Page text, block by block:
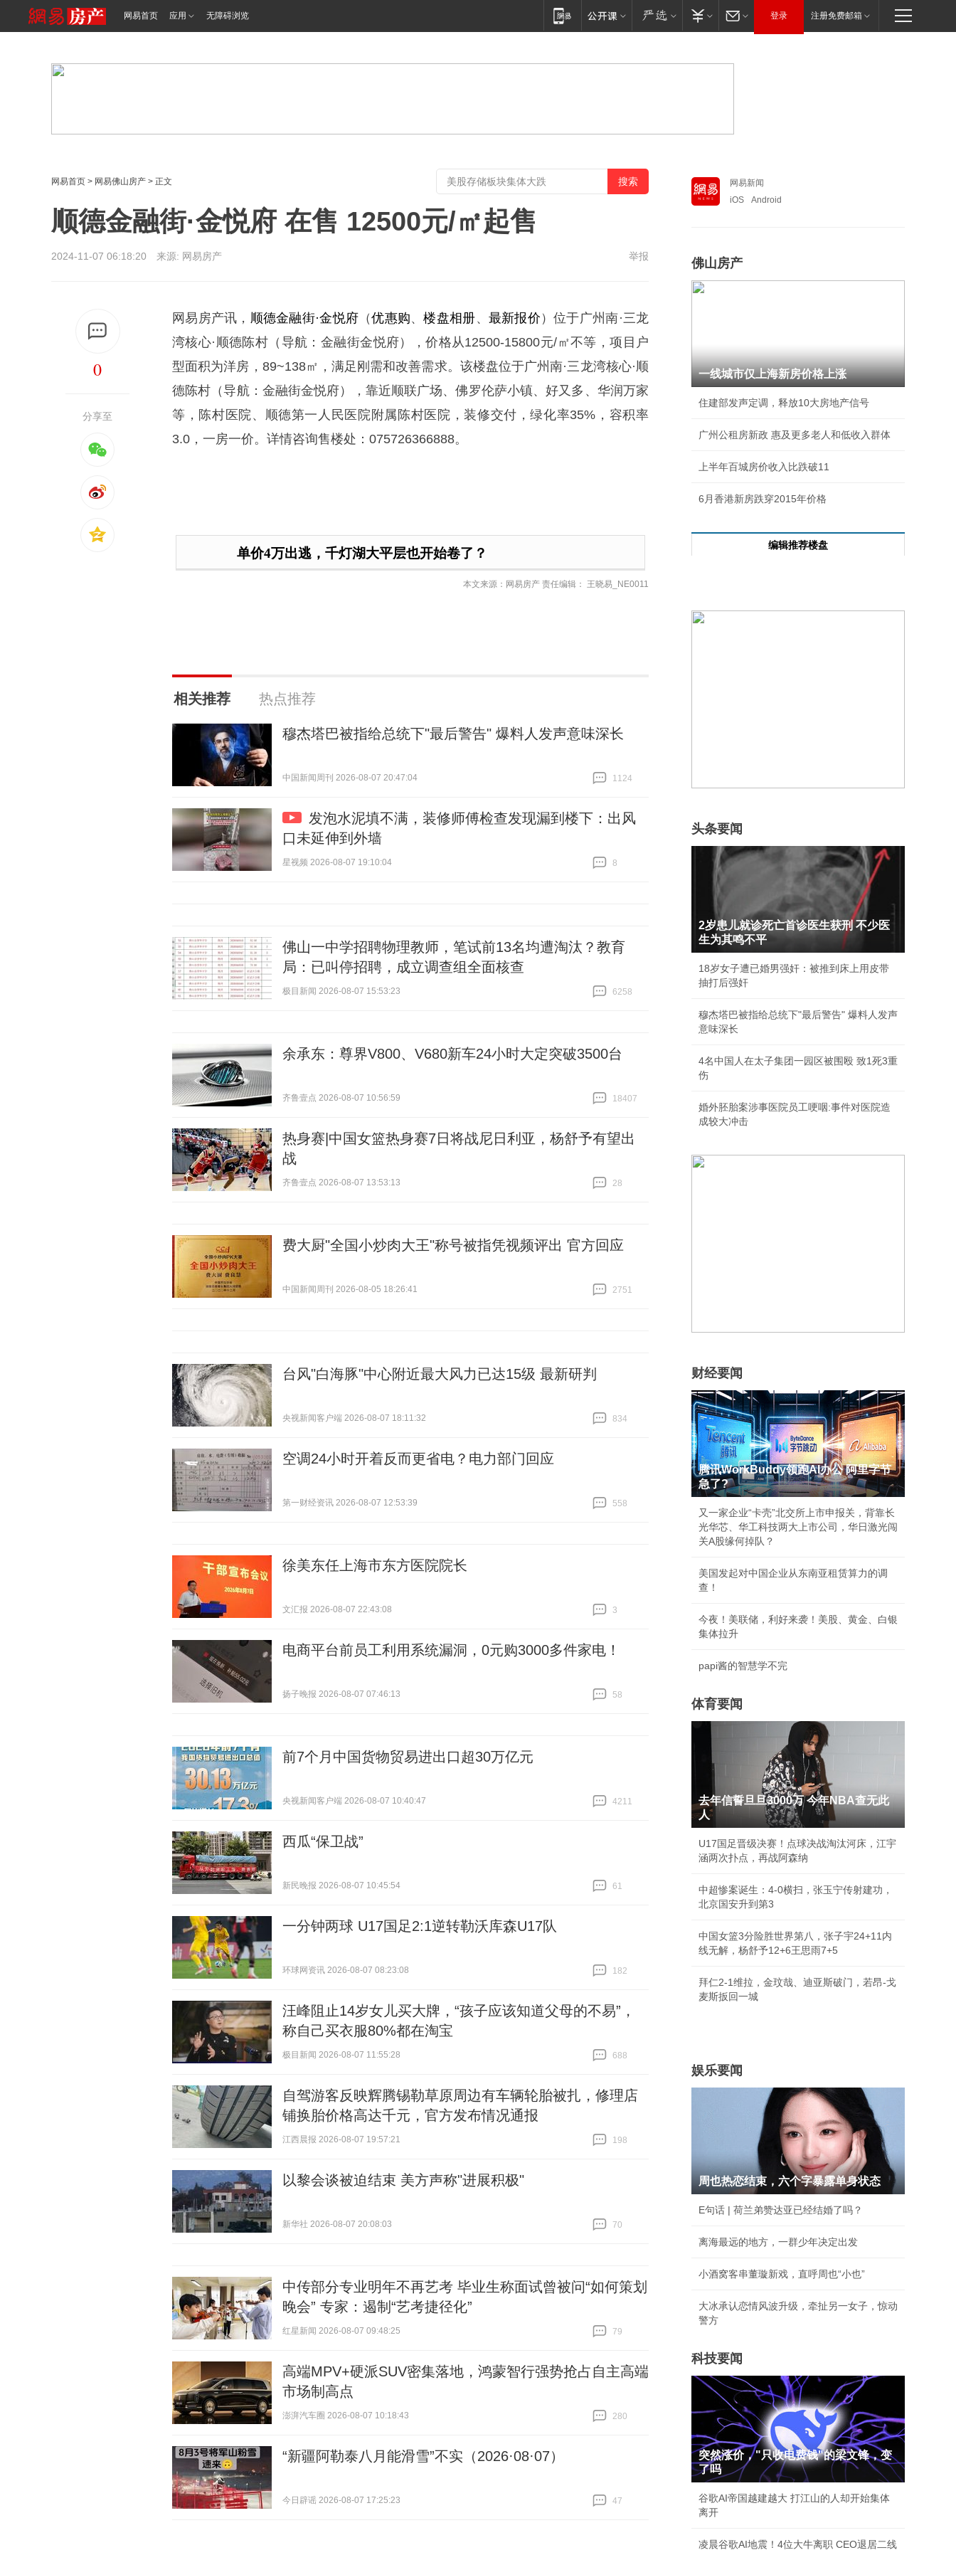
网易首页 应用 无障碍浏览 登录 注册免费邮箱
网易首页 > 网易佛山房产 > 正文
顺德金融街·金悦府 在售 12500元/㎡起售
2024-11-07 06:18:20 来源: 网易房产 举报
0
分享至
网易房产讯， 顺德金融街·金悦府 （优惠购、楼盘相册、 最新报价 ）位于广州南·三龙
湾核心·顺德陈村（导航：金融街金悦府），价格从12500-15800元/㎡不等，项目户
型面积为洋房，89~138㎡，满足刚需和改善需求。该楼盘位于广州南·三龙湾核心·顺
德陈村（导航：金融街金悦府），靠近顺联广场、佛罗伦萨小镇、好又多、华润万家
等，陈村医院、顺德第一人民医院附属陈村医院，装修交付，绿化率35%，容积率
3.0，一房一价。详情咨询售楼处：075726366888。
单价4万出逃，千灯湖大平层也开始卷了？
本文来源：网易房产 责任编辑： 王晓易_NE0011
相关推荐 热点推荐
穆杰塔巴被指给总统下"最后警告" 爆料人发声意味深长
中国新闻周刊 2026-08-07 20:47:04
1124
发泡水泥填不满，装修师傅检查发现漏到楼下：出风
口未延伸到外墙
星视频 2026-08-07 19:10:04
8
佛山一中学招聘物理教师，笔试前13名均遭淘汰？教育
局：已叫停招聘，成立调查组全面核查
极目新闻 2026-08-07 15:53:23
6258
余承东：尊界V800、V680新车24小时大定突破3500台
齐鲁壹点 2026-08-07 10:56:59
18407
热身赛|中国女篮热身赛7日将战尼日利亚，杨舒予有望出
战
齐鲁壹点 2026-08-07 13:53:13
28
费大厨"全国小炒肉大王"称号被指凭视频评出 官方回应
中国新闻周刊 2026-08-05 18:26:41
2751
台风"白海豚"中心附近最大风力已达15级 最新研判
央视新闻客户端 2026-08-07 18:11:32
834
空调24小时开着反而更省电？电力部门回应
第一财经资讯 2026-08-07 12:53:39
558
徐美东任上海市东方医院院长
文汇报 2026-08-07 22:43:08
3
电商平台前员工利用系统漏洞，0元购3000多件家电！
扬子晚报 2026-08-07 07:46:13
58
前7个月中国货物贸易进出口超30万亿元
央视新闻客户端 2026-08-07 10:40:47
4211
西瓜“保卫战”
新民晚报 2026-08-07 10:45:54
61
一分钟两球 U17国足2:1逆转勒沃库森U17队
环球网资讯 2026-08-07 08:23:08
182
汪峰阻止14岁女儿买大牌，“孩子应该知道父母的不易”，
称自己买衣服80%都在淘宝
极目新闻 2026-08-07 11:55:28
688
自驾游客反映辉腾锡勒草原周边有车辆轮胎被扎，修理店
铺换胎价格高达千元，官方发布情况通报
江西晨报 2026-08-07 19:57:21
198
以黎会谈被迫结束 美方声称"进展积极"
新华社 2026-08-07 20:08:03
70
中传部分专业明年不再艺考 毕业生称面试曾被问“如何策划
晚会” 专家：遏制“艺考捷径化”
红星新闻 2026-08-07 09:48:25
79
高端MPV+硬派SUV密集落地，鸿蒙智行强势抢占自主高端
市场制高点
澎湃汽车圈 2026-08-07 10:18:43
280
“新疆阿勒泰八月能滑雪”不实（2026·08·07）
今日辟谣 2026-08-07 17:25:23
47
网易新闻
iOS
Android
佛山房产
一线城市仅上海新房价格上涨
住建部发声定调，释放10大房地产信号
广州公租房新政 惠及更多老人和低收入群体
上半年百城房价收入比跌破11
6月香港新房跌穿2015年价格
编辑推荐楼盘
头条要闻
2岁患儿就诊死亡首诊医生获刑 不少医
生为其鸣不平
18岁女子遭已婚男强奸：被推到床上用皮带
抽打后强奸
穆杰塔巴被指给总统下"最后警告" 爆料人发声
意味深长
4名中国人在太子集团一园区被围殴 致1死3重
伤
婚外胚胎案涉事医院员工哽咽:事件对医院造
成较大冲击
财经要闻
腾讯WorkBuddy领跑AI办公 阿里字节
急了?
又一家企业“卡壳”北交所上市申报关，背靠长
光华芯、华工科技两大上市公司，华日激光闯
关A股缘何掉队？
美国发起对中国企业从东南亚租赁算力的调
查！
今夜！美联储，利好来袭！美股、黄金、白银
集体拉升
papi酱的智慧学不完
体育要闻
去年信誓旦旦3000万 今年NBA查无此
人
U17国足晋级决赛！点球决战淘汰河床，江宇
涵两次扑点，再战阿森纳
中超惨案诞生：4-0横扫，张玉宁传射建功，
北京国安升到第3
中国女篮3分险胜世界第八，张子宇24+11内
线无解，杨舒予12+6王思雨7+5
拜仁2-1维拉，金玟哉、迪亚斯破门，若昂-戈
麦斯扳回一城
娱乐要闻
周也热恋结束，六个字暴露单身状态
E句话 | 荷兰弟赞达亚已经结婚了吗？
离海最远的地方，一群少年决定出发
小酒窝客串董璇新戏，直呼周也“小也”
大冰承认恋情风波升级，牵扯另一女子，惊动
警方
科技要闻
突然涨价，"只收电费钱"的梁文锋，变
了吗
谷歌AI帝国越建越大 打江山的人却开始集体
离开
凌晨谷歌AI地震！4位大牛离职 CEO退居二线